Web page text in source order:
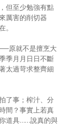
但至少勉強有點
厲害的削切器
。
原就不是擅烹大
季月月日日不斷
太過苛求整齊細
了事；榨汁、分
間？事實上若真
道具……說真的與